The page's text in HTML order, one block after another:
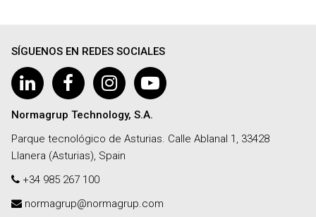
SÍGUENOS EN REDES SOCIALES
Normagrup Technology, S.A.
Parque tecnológico de Asturias. Calle Ablanal 1, 33428
Llanera (Asturias), Spain
+34 985 267 100
normagrup@normagrup.com